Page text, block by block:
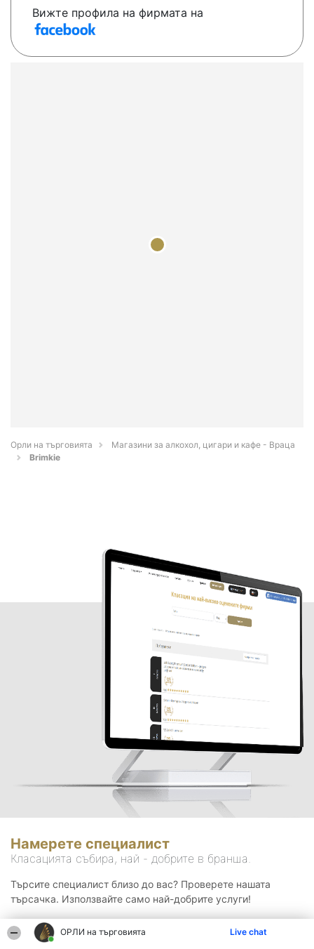
ОРЛИ на търговията Live chat
Вижте профила на фирмата на
Орли на търговията
Магазини за алкохол, цигари и кафе - Враца
Brimkie
Намерете специалист
Класацията събира, най - добрите в бранша.
Търсите специалист близо до вас? Проверете нашата
търсачка. Използвайте само най-добрите услуги!